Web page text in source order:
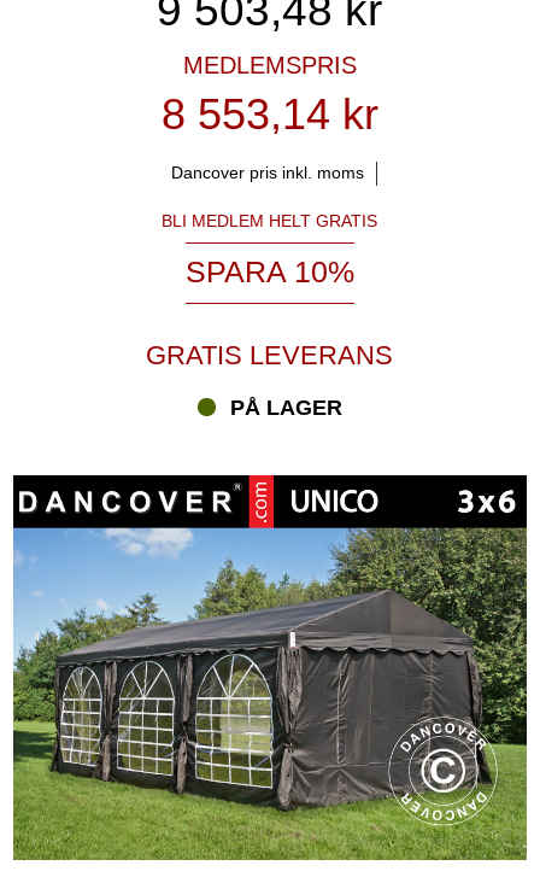
9 503,48 kr
MEDLEMSPRIS
8 553,14 kr
Dancover pris inkl. moms
BLI MEDLEM HELT GRATIS
SPARA 10%
GRATIS LEVERANS
PÅ LAGER